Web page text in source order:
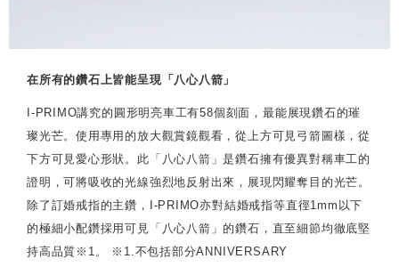
在所有的鑽石上皆能呈現「八心八箭」
I-PRIMO講究的圓形明亮車工有58個刻面，最能展現鑽石的璀
璨光芒。使用專用的放大觀賞鏡觀看，從上方可見弓箭圖樣，從
下方可見愛心形狀。此「八心八箭」是鑽石擁有優異對稱車工的
證明，可將吸收的光線強烈地反射出來，展現閃耀奪目的光芒。
除了訂婚戒指的主鑽，I-PRIMO亦對結婚戒指等直徑1mm以下
的極細小配鑽採用可見「八心八箭」的鑽石，直至細節均徹底堅
持高品質※1。 ※1.不包括部分ANNIVERSARY